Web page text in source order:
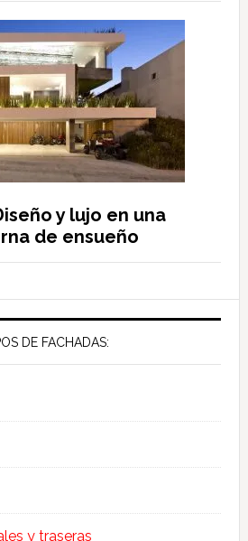
y lujo en una
de ensueño
DE FACHADAS:
y traseras